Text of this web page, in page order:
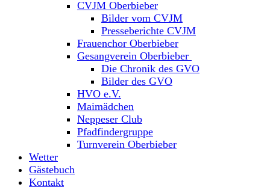
CVJM Oberbieber
Bilder vom CVJM
Presseberichte CVJM
Frauenchor Oberbieber
Gesangverein Oberbieber
Die Chronik des GVO
Bilder des GVO
HVO e.V.
Maimädchen
Neppeser Club
Pfadfindergruppe
Turnverein Oberbieber
Wetter
Gästebuch
Kontakt